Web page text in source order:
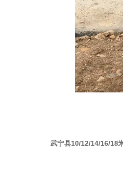
武宁县10/12/14/16/18